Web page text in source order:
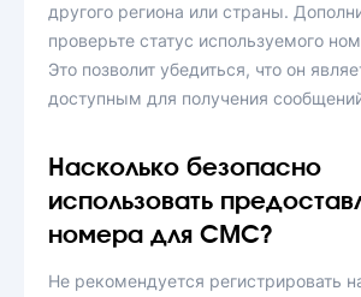
другого региона или страны.
проверьте статус используемого
Это позволит убедиться, что он
доступным для получения
Насколько безопасно
использовать
номера для СМС?
Не рекомендуется регистрировать